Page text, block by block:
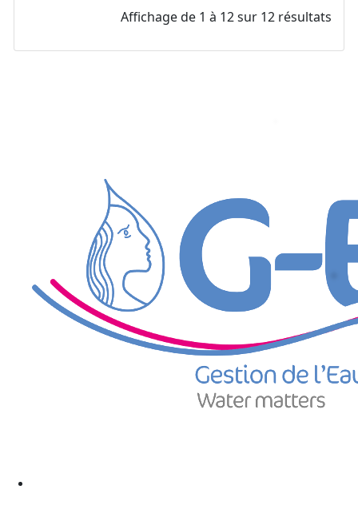
Affichage de 1 à 12 sur 12 résultats